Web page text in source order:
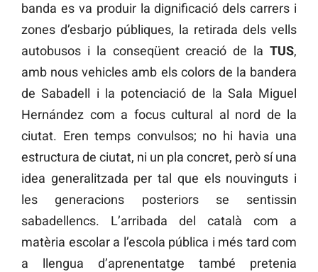
banda es va produir la dignificació dels carrers i
zones d’esbarjo públiques, la retirada dels vells
autobusos i la conseqüent creació de la TUS,
amb nous vehicles amb els colors de la bandera
de Sabadell i la potenciació de la Sala Miguel
Hernández com a focus cultural al nord de la
ciutat. Eren temps convulsos; no hi havia una
estructura de ciutat, ni un pla concret, però sí una
idea generalitzada per tal que els nouvinguts i
les generacions posteriors se sentissin
sabadellencs. L’arribada del català com a
matèria escolar a l’escola pública i més tard com
a llengua d’aprenentatge també pretenia